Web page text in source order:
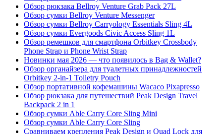
Обзор рюкзака Bellroy Venture Grab Pack 27L
Обзор сумки Bellroy Venture Messenger
Обзор сумки Bellroy Carryology Essentials Sling 4L
Обзор сумки Evergoods Civic Access Sling 1L
Обзор ремешков для смартфона Orbitkey Crossbody
Phone Strap и Phone Wrist Strap
Новинки мая 2026 — что появилось в Bag & Wallet?
Обзор органайзера для туалетных принадлежностей
Orbitkey 2-in-1 Toiletry Pouch
Обзор портативной кофемашины Wacaco Pixapresso
Обзор рюкзака для путешествий Peak Design Travel
Backpack 2 in 1
Обзор сумки Able Carry Core Sling Mini
Обзор сумки Able Carry Core Sling
Сравниваем крепления Peak Design и Quad Lock для